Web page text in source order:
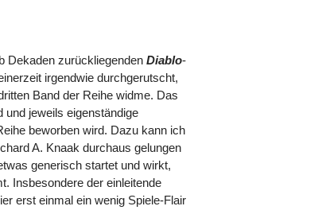
Dekaden zurückliegenden Diablo-
irgendwie durchgerutscht,
Band der Reihe widme. Das
jeweils eigenständige
beworben wird. Dazu kann ich
A. Knaak durchaus gelungen
generisch startet und wirkt,
Insbesondere der einleitende
erst einmal ein wenig Spiele-Flair